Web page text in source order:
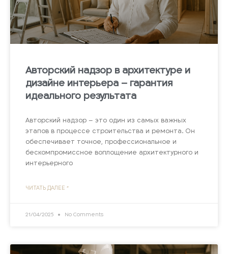
Авторский надзор в архитектуре и
дизайне интерьера – гарантия
идеального результата
Авторский надзор – это один из самых важных
этапов в процессе строительства и ремонта. Он
обеспечивает точное, профессиональное и
бескомпромиссное воплощение архитектурного и
интерьерного
ЧИТАТЬ ДАЛЕЕ "
21/04/2025 No Comments